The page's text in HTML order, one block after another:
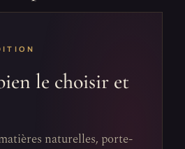
le choisir et
naturelles, porte-